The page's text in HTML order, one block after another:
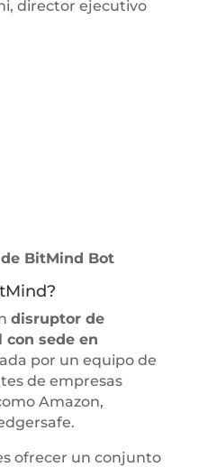
director ejecutivo
BitMind Bot
disruptor de
sede en
por un equipo de
de empresas
Amazon,
ofrecer un conjunto